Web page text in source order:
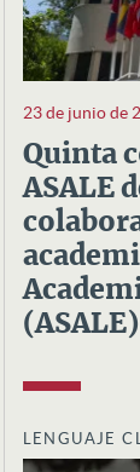
23 de junio de
Quinta
ASALE
(ASALE)
LENGUAJE